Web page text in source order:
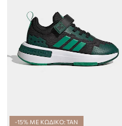
-15% ΜΕ ΚΩΔΙΚΟ: TAN